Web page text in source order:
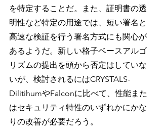
を特定することだ。また、証明書の透
明性など特定の用途では、短い署名と
高速な検証を行う署名方式にも関心が
あるようだ。新しい格子ベースアルゴ
リズムの提出を頭から否定はしていな
いが、検討されるにはCRYSTALS-
DilitihumやFalconに比べて、性能また
はセキュリティ特性のいずれかにかな
りの改善が必要だろう。